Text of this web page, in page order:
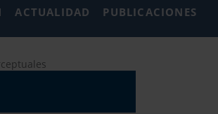
ACTUALIDAD PUBLICACIONES